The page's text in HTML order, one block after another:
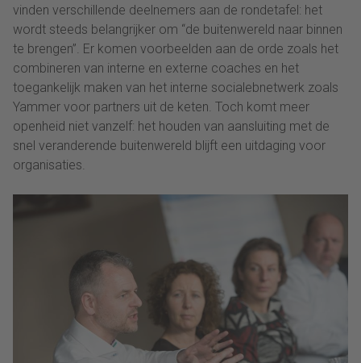
vinden verschillende deelnemers aan de rondetafel: het
wordt steeds belangrijker om “de buitenwereld naar binnen
te brengen”. Er komen voorbeelden aan de orde zoals het
combineren van interne en externe coaches en het
toegankelijk maken van het interne socialebnetwerk zoals
Yammer voor partners uit de keten. Toch komt meer
openheid niet vanzelf: het houden van aansluiting met de
snel veranderende buitenwereld blijft een uitdaging voor
organisaties.